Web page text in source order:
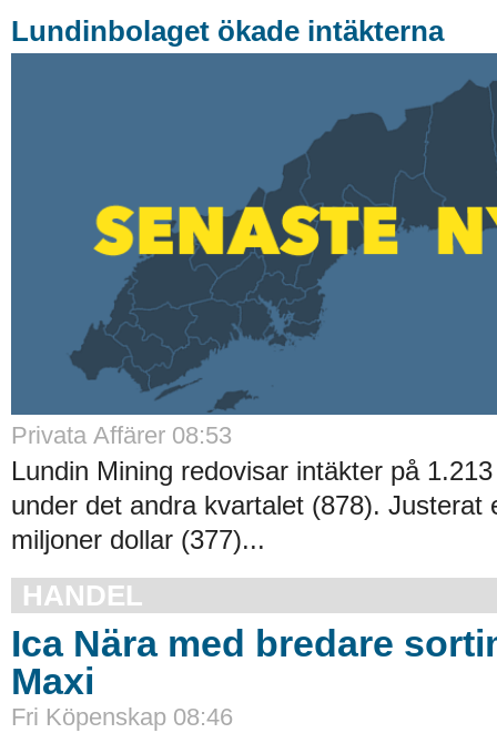
Lundinbolaget ökade intäkterna
Privata Affärer 08:53
Lundin Mining redovisar intäkter på
under det andra kvartalet (878). Justerat
miljoner dollar (377)...
HANDEL
Ica Nära med bredare
Maxi
Fri Köpenskap 08:46